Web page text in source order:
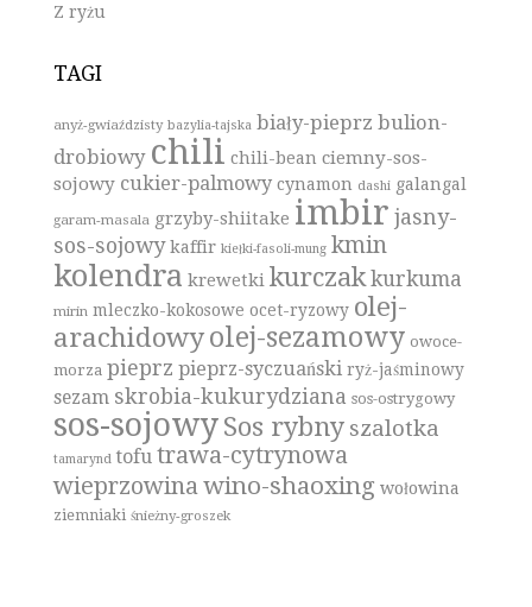
Z ryżu
TAGI
anyż-gwiaździsty bazylia-tajska biały-pieprz bulion-
drobiowy chili chili-bean ciemny-sos-
sojowy cukier-palmowy cynamon dashi galangal
garam-masala grzyby-shiitake imbir jasny-
sos-sojowy kaffir kiełki-fasoli-mung kmin
kolendra krewetki kurczak kurkuma
mirin mleczko-kokosowe ocet-ryzowy olej-
arachidowy olej-sezamowy owoce-
morza pieprz pieprz-syczuański ryż-jaśminowy
sezam skrobia-kukurydziana sos-ostrygowy
sos-sojowy Sos rybny szalotka
tamarynd tofu trawa-cytrynowa
wieprzowinawino-shaoxing wołowina
ziemniaki śnieżny-groszek